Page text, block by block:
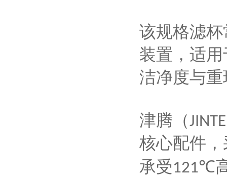
该规格滤
装置，适
洁净度与
津腾（
核心配件，
承受121℃